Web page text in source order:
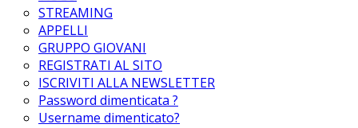
STREAMING
APPELLI
GRUPPO GIOVANI
REGISTRATI AL SITO
ISCRIVITI ALLA NEWSLETTER
Password dimenticata ?
Username dimenticato?